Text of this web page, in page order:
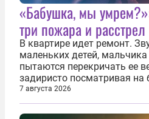
«Бабушка, мы
три пожара и
В квартире идет ремонт.
маленьких детей, мальчика
пытаются перекричать ее
задиристо посматривая на
им замечание, но внуки
сердится невсерьез. И это
сверлит противно, но всё...
7 августа 2026